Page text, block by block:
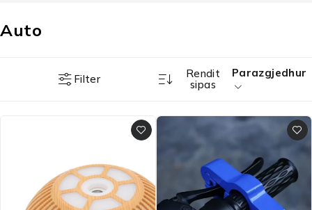
Auto
Filter
Rendit
sipas
Parazgjedhur